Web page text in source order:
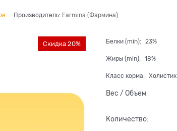
Производитель: Farmina (Фармина)
Скидка 20% Белки (min): 23%
Жиры (min): 18%
Класс корма: Холистик
Вес / Объем
Количество: